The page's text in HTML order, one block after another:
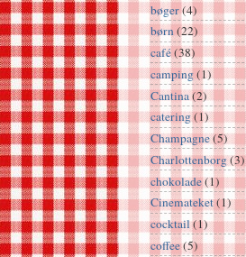
bøger(4)
børn(22)
café(38)
camping(1)
Cantina(2)
catering(1)
Champagne(5)
Charlottenborg(3)
chokolade(1)
Cinemateket(1)
cocktail(1)
coffee(5)